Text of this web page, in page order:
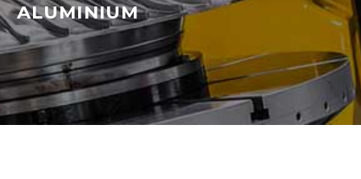
ALUMINIUM